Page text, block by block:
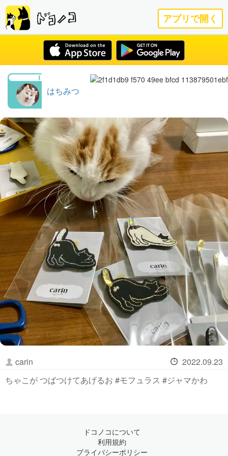
アプリで開く
はちみつ
carin
2022.09.23
ちゃこが つばつけてあげるお #モフュラス #ジャマかわ
ドコノコについて
利用規約
プライバシーポリシー